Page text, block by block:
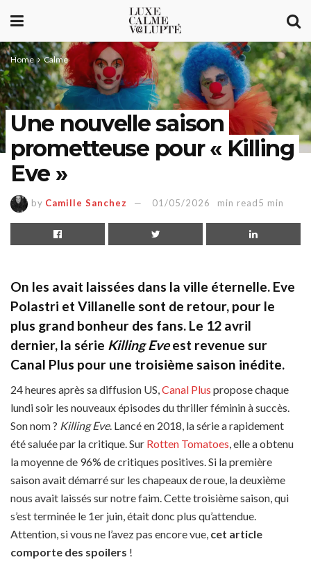
Home Calme
Une nouvelle saison
prometteuse pour « Killing
Eve »
by Camille Sanchez 01/05/2026 min read5 min
On les avait laissées dans la ville éternelle. Eve
Polastri et Villanelle sont de retour, pour le
plus grand bonheur des fans. Le 12 avril
dernier, la série Killing Eveest revenue sur
Canal Plus pour une troisième saison inédite.
24 heures après sa diffusion US,Canal Plus propose chaque
lundi soir les nouveaux épisodes du thriller féminin à succès.
Son nom ? Killing Eve. Lancé en 2018, la série a rapidement
été saluée par la critique. Sur Rotten Tomatoes, elle a obtenu
la moyenne de 96% de critiques positives. Si la première
saison avait démarré sur les chapeaux de roue, la deuxième
nous avait laissés sur notre faim. Cette troisième saison, qui
s’est terminée le 1er juin, était donc plus qu’attendue.
Attention, si vous ne l’avez pas encore vue, cet article
comporte des spoilers !